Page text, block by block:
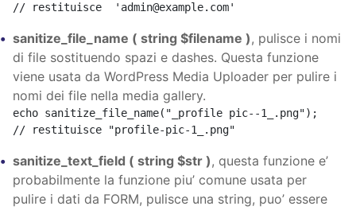
// restituisce  'admin@example.com'
sanitize_file_name ( string $filename ), pulisce i nomi
di file sostituendo spazi e dashes. Questa funzione
viene usata da WordPress Media Uploader per pulire i
nomi dei file nella media gallery.
echo sanitize_file_name("_profile pic--1_.png");
// restituisce "profile-pic-1_.png"
sanitize_text_field ( string $str ), questa funzione e’
probabilmente la funzione piu’ comune usata per
pulire i dati da FORM, pulisce una string, puo’ essere